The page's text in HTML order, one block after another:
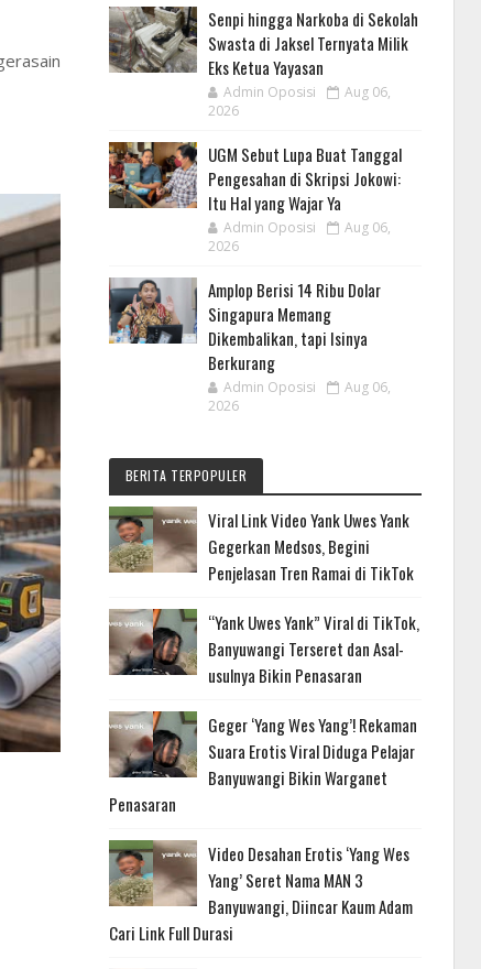
Senpi hingga Narkoba di Sekolah
Swasta di Jaksel Ternyata Milik
Eks Ketua Yayasan
Admin Oposisi
Aug 06,
2026
UGM Sebut Lupa Buat Tanggal
Pengesahan di Skripsi Jokowi:
Itu Hal yang Wajar Ya
Admin Oposisi
Aug 06,
2026
Amplop Berisi 14 Ribu Dolar
Singapura Memang
Dikembalikan, tapi Isinya
Berkurang
Admin Oposisi
Aug 06,
2026
BERITA TERPOPULER
Viral Link Video Yank Uwes Yank
Gegerkan Medsos, Begini
Penjelasan Tren Ramai di TikTok
“Yank Uwes Yank” Viral di TikTok,
Banyuwangi Terseret dan Asal-
usulnya Bikin Penasaran
Geger ‘Yang Wes Yang’! Rekaman
Suara Erotis Viral Diduga Pelajar
Banyuwangi Bikin Warganet
Penasaran
Video Desahan Erotis ‘Yang Wes
Yang’ Seret Nama MAN 3
Banyuwangi, Diincar Kaum Adam
Cari Link Full Durasi